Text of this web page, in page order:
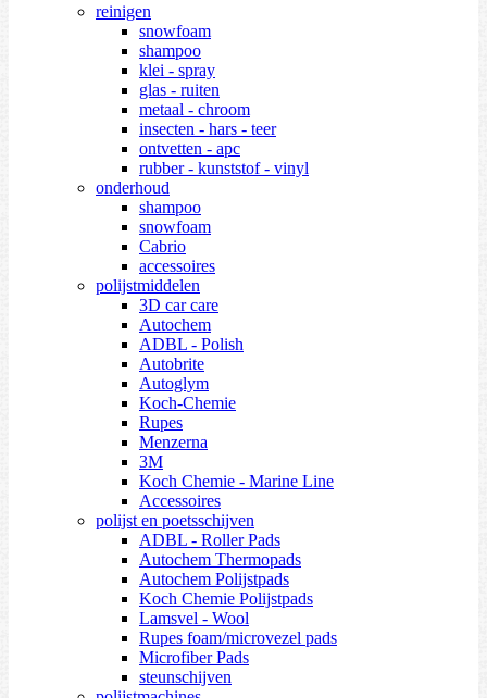
reinigen
snowfoam
shampoo
klei - spray
glas - ruiten
metaal - chroom
insecten - hars - teer
ontvetten - apc
rubber - kunststof - vinyl
onderhoud
shampoo
snowfoam
Cabrio
accessoires
polijstmiddelen
3D car care
Autochem
ADBL - Polish
Autobrite
Autoglym
Koch-Chemie
Rupes
Menzerna
3M
Koch Chemie - Marine Line
Accessoires
polijst en poetsschijven
ADBL - Roller Pads
Autochem Thermopads
Autochem Polijstpads
Koch Chemie Polijstpads
Lamsvel - Wool
Rupes foam/microvezel pads
Microfiber Pads
steunschijven